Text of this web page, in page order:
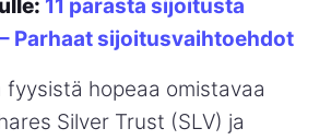
11 parasta sijoitusta
Parhaat sijoitusvaihtoehdot
fyysistä hopeaa omistavaa
Silver Trust (SLV) ja